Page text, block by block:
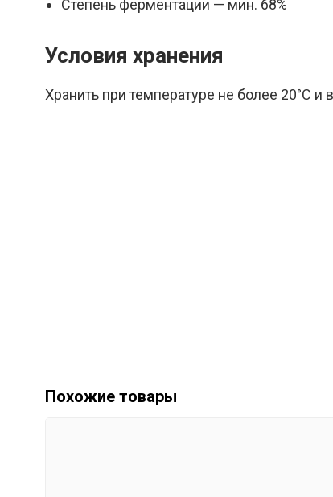
Степень ферментации — мин. 68%
Условия хранения
Хранить при температуре не более 20°С
Похожие товары